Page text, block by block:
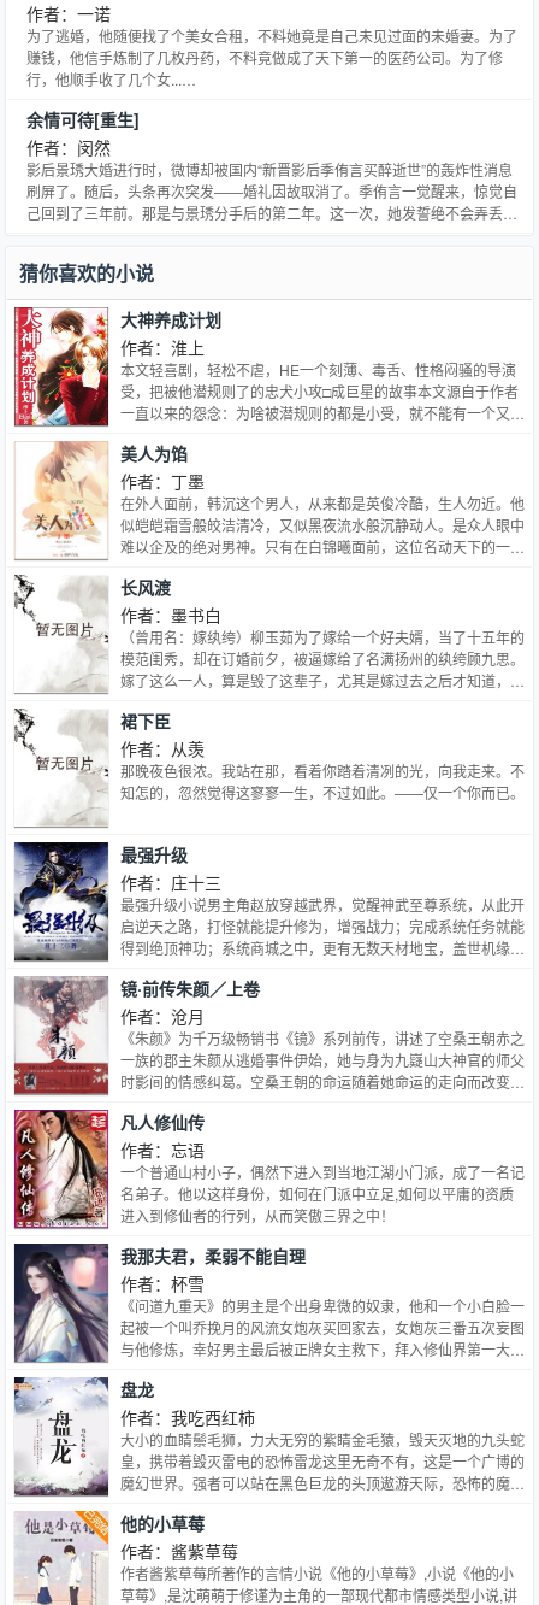
作者：一诺
为了逃婚，他随便找了个美女合租，不料她竟是自己未见过面的未婚妻。为了
赚钱，他信手炼制了几枚丹药，不料竟做成了天下第一的医药公司。为了修
行，他顺手收了几个女...…
余情可待[重生]
作者：闵然
影后景琇大婚进行时，微博却被国内“新晋影后季侑言买醉逝世”的轰炸性消息
刷屏了。随后，头条再次突发——婚礼因故取消了。季侑言一觉醒来，惊觉自
己回到了三年前。那是与景琇分手后的第二年。这一次，她发誓绝不会弄丢她
猜你喜欢的小说
大神养成计划
作者：淮上
本文轻喜剧，轻松不虐，HE一个刻薄、毒舌、性格闷骚的导演
受，把被他潜规则了的忠犬小攻□成巨星的故事本文源自于作者
一直以来的怨念：为啥被潜规则的都是小受，就不能有一个又毒
然后成了大神的小攻还像没成名时一样，花心又毒舌的导演受跟
女王一般招摇过市，小攻就像忠心耿耿的卷毛大狗一样，摇着尾
巴跟在后边当小弟………
美人为馅
作者：丁墨
在外人面前，韩沉这个男人，从来都是英俊冷酷，生人勿近。他
似皑皑霜雪般皎洁清冷，又似黑夜流水般沉静动人。是众人眼中
难以企及的绝对男神。只有在白锦曦面前，这位名动天下的一级
吃了你。至少不是现在吃。”“我没碰过别的女人。要验身吗？”
“白锦曦，永远不要离开我。年年月月，时时刻刻，分分秒秒。”
他的心中，一直住着个固执的老男人。经年累月、不知疲惫地深
爱着她
长风渡
作者：墨书白
（曾用名：嫁纨绔）柳玉茹为了嫁给一个好夫婿，当了十五年的
模范闺秀，却在订婚前夕，被逼嫁给了名满扬州的纨绔顾九思。
嫁了这么一人，算是毁了这辈子，尤其是嫁过去之后才知道，这
后，她悟了。嫁了这样的纨绔，还当什么闺秀。于是成婚第三
天，这位出了名温婉的闺秀抖着手、提着刀、用尽毕生勇气上了
青楼，同烂醉如泥的顾九思说了一句——起来。之后顾九思一生
大起大落，从落魄纨绔到官居一品，都是这女人站在他身边，用
对于柳玉茹而言，前十五年，她以为活着是为了找个好男人。直
到遇见顾九思，她才明白，一个好的男人会让你知道，你活着，
你只是为了你自己。——愿以此身血肉遮风挡雨，护她衣裙无
尘，鬓角无霜。
裙下臣
作者：从羡
那晚夜色很浓。我站在那，看着你踏着清冽的光，向我走来。不
知怎的，忽然觉得这寥寥一生，不过如此。——仅一个你而已。
最强升级
作者：庄十三
最强升级小说男主角赵放穿越武界，觉醒神武至尊系统，从此开
启逆天之路，打怪就能提升修为，增强战力；完成系统任务就能
得到绝顶神功；系统商城之中，更有无数天材地宝，盖世机缘，
大！身份我要最尊贵！九天十地，八荒六合，我要做那无与伦比
的至高无上！
镜·前传朱颜／上卷
作者：沧月
《朱颜》为千万级畅销书《镜》系列前传，讲述了空桑王朝赤之
一族的郡主朱颜从逃婚事件伊始，她与身为九嶷山大神官的师父
时影间的情感纠葛。空桑王朝的命运随着她命运的走向而改变，
人的情感与命运被掌控，那么逆天改命的那个人，将遭受无法想
象的磨难。这是一段少女的冒险，也是一段瑰丽的奇幻史诗。
朱颜／最是人间留不住，朱颜辞镜花辞树。 时影／预言者死于
谶语,是定数。 苏摩／他戒备、阴冷、猜疑，对一切都充满了敌
意和不信任。
凡人修仙传
作者：忘语
一个普通山村小子，偶然下进入到当地江湖小门派，成了一名记
名弟子。他以这样身份，如何在门派中立足,如何以平庸的资质
进入到修仙者的行列，从而笑傲三界之中！
我那夫君，柔弱不能自理
作者：杯雪
《问道九重天》的男主是个出身卑微的奴隶，他和一个小白脸一
起被一个叫乔挽月的风流女炮灰买回家去，女炮灰三番五次妄图
与他修炼，幸好男主最后被正牌女主救下，拜入修仙界第一大门
者们报复，下场十分凄惨。 以上是《问道九重天》理想剧情，
然而事实上女炮灰乔挽月脑子一抽，根本不按套路来，竟然在高
大威猛、器宇轩昂、一身正气的男主与小白脸之间，选择了清新
绿茶小白脸。 小白脸出得了厅堂，进得了厨房，婊得过老王，
斗得过蟑螂。 乔挽月说，小白脸真香！ 直到有一天，小白脸夫
是看见小白脸夫君一剑荡平三个山头。 修仙界的众位大能正抱
着自己的小法器站在一边，瑟瑟发抖。 乔挽月：嚯！ 扶我起
来，我还能浪！ 天辰宗的弟子们接到任务，寻找离开宗门的老
祖宗。 他们跋山涉水，披荆斩棘，终于找到老祖宗的下落。 却
盘龙
作者：我吃西红柿
大小的血睛鬃毛狮，力大无穷的紫睛金毛猿，毁天灭地的九头蛇
皇，携带着毁灭雷电的恐怖雷龙这里无奇不有，这是一个广博的
魔幻世界。强者可以站在黑色巨龙的头顶遨游天际，恐怖的魔法
一个拥有盘龙戒指的少年的梦幻旅程。
他的小草莓
作者：酱紫草莓
作者酱紫草莓所著作的言情小说《他的小草莓》,小说《他的小
草莓》,是沈萌萌于修谨为主角的一部现代都市情感类型小说,讲